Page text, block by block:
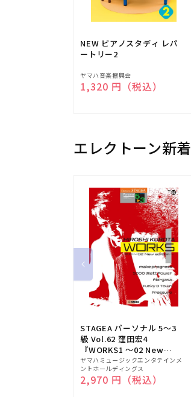
NEW ピアノスタディ レパ
ートリー2
販
売
ヤマハ音楽振興会
通常価格
1,320 円（税込）
エレクトーン新着
STAGEA パーソナル 5～3
級 Vol.62 窪田宏4
『WORKS1 ～02 New
edition～』
販
売
元:
ヤマハミュージックエンタテインメ
ントホールディングス
通常価格
2,970 円（税込）